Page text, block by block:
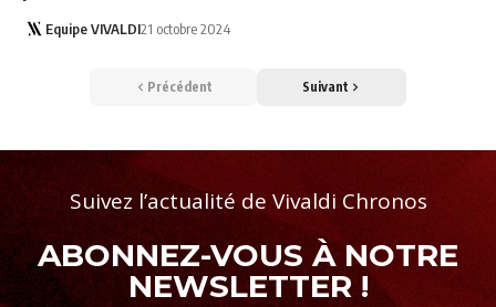
Equipe VIVALDI21 octobre 2024
Précédent Suivant
Suivez l’actualité de Vivaldi Chronos
ABONNEZ-VOUS À NOTRE
NEWSLETTER !